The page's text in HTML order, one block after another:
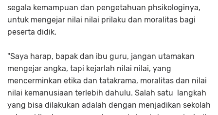
segala kemampuan dan pengetahuan phsikologinya,
untuk mengejar nilai nilai prilaku dan moralitas bagi
peserta didik.
"Saya harap, bapak dan ibu guru, jangan utamakan
mengejar angka, tapi kejarlah nilai nilai, yang
mencerminkan etika dan tatakrama, moralitas dan nilai
nilai kemanusiaan terlebih dahulu. Salah satu langkah
yang bisa dilakukan adalah dengan menjadikan sekolah